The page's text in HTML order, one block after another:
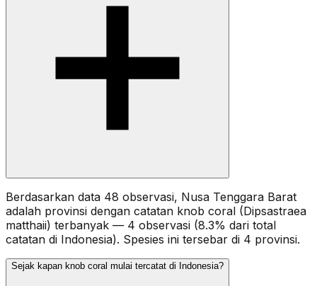
Berdasarkan data 48 observasi, Nusa Tenggara Barat
adalah provinsi dengan catatan knob coral (Dipsastraea
matthaii) terbanyak — 4 observasi (8.3% dari total
catatan di Indonesia). Spesies ini tersebar di 4 provinsi.
Sejak kapan knob coral mulai tercatat di Indonesia?